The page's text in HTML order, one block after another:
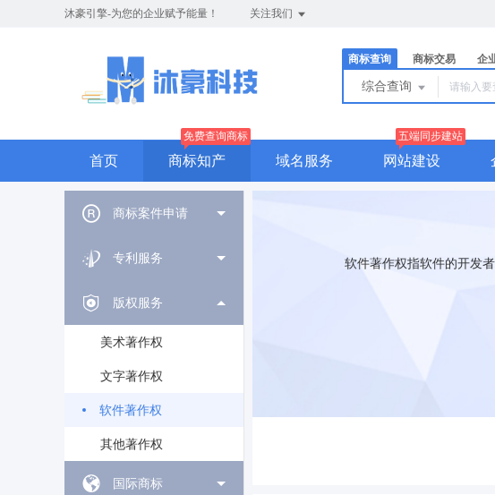
沐豪引擎-为您的企业赋予能量！ 关注我们
商标查询 商标交易 企
综合查询
首页 商标知产
免费查询商标
域名服务 网站建设
五端同步建站
商标案件申请
专利服务
版权服务
美术著作权
文字著作权
软件著作权
其他著作权
国际商标
软件著作权指软件的开发